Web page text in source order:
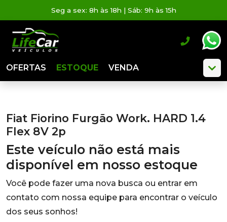
Seg a sex: 8h às 18h | Sáb: 9h às 15h
OFERTAS ESTOQUE VENDA
Fiat Fiorino Furgão Work. HARD 1.4
Flex 8V 2p
Este veículo não está mais
disponível em nosso estoque
Você pode fazer uma nova busca ou entrar em
contato com nossa equipe para encontrar o veículo
dos seus sonhos!